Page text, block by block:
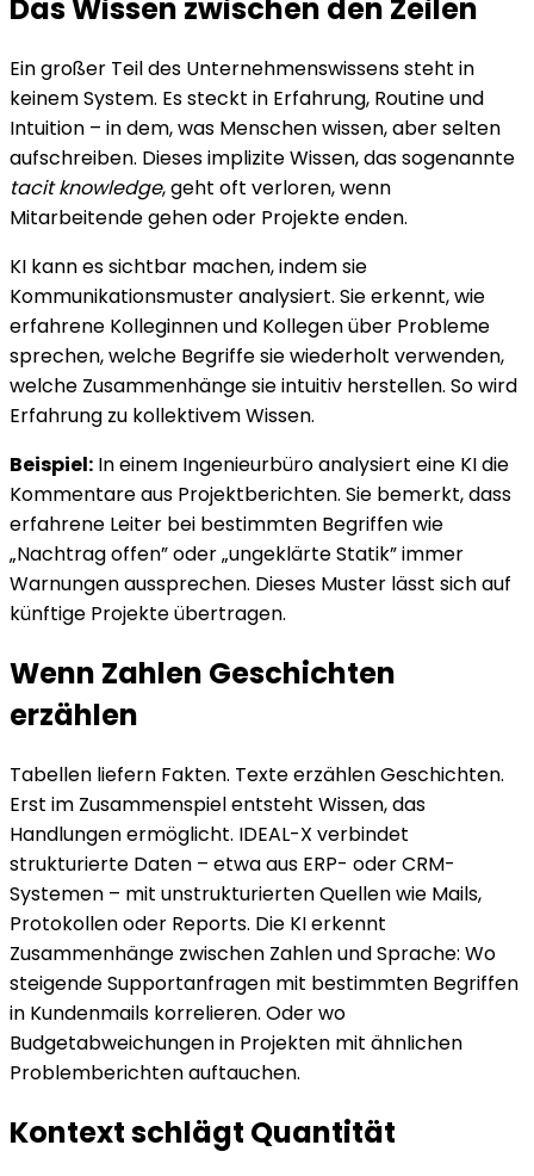
Das Wissen zwischen den Zeilen
Ein großer Teil des Unternehmenswissens steht in
keinem System. Es steckt in Erfahrung, Routine und
Intuition – in dem, was Menschen wissen, aber selten
aufschreiben. Dieses implizite Wissen, das sogenannte
tacit knowledge, geht oft verloren, wenn
Mitarbeitende gehen oder Projekte enden.
KI kann es sichtbar machen, indem sie
Kommunikationsmuster analysiert. Sie erkennt, wie
erfahrene Kolleginnen und Kollegen über Probleme
sprechen, welche Begriffe sie wiederholt verwenden,
welche Zusammenhänge sie intuitiv herstellen. So wird
Erfahrung zu kollektivem Wissen.
Beispiel: In einem Ingenieurbüro analysiert eine KI die
Kommentare aus Projektberichten. Sie bemerkt, dass
erfahrene Leiter bei bestimmten Begriffen wie
„Nachtrag offen” oder „ungeklärte Statik” immer
Warnungen aussprechen. Dieses Muster lässt sich auf
künftige Projekte übertragen.
Wenn Zahlen Geschichten
erzählen
Tabellen liefern Fakten. Texte erzählen Geschichten.
Erst im Zusammenspiel entsteht Wissen, das
Handlungen ermöglicht. IDEAL-X verbindet
strukturierte Daten – etwa aus ERP- oder CRM-
Systemen – mit unstrukturierten Quellen wie Mails,
Protokollen oder Reports. Die KI erkennt
Zusammenhänge zwischen Zahlen und Sprache: Wo
steigende Supportanfragen mit bestimmten Begriffen
in Kundenmails korrelieren. Oder wo
Budgetabweichungen in Projekten mit ähnlichen
Problemberichten auftauchen.
Kontext schlägt Quantität